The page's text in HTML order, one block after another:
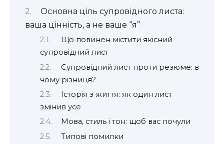
Основна ціль супровідного листа:
ваша цінність, а не ваше “я”
Що повинен містити якісний
супровідний лист
Супровідний лист проти резюме: в
чому різниця?
Історія з життя: як один лист
змінив усе
Мова, стиль і тон: щоб вас почули
Типові помилки